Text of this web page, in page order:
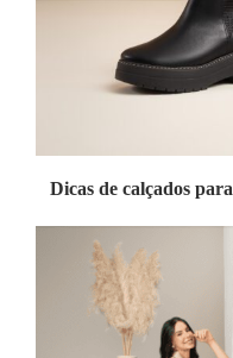
Dicas de calçados